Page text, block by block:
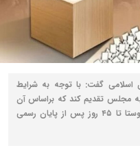
گفت: با توجه به شرایط
مجلس تقدیم کند که براساس آن
برگزاری انتخابات شوراهای اسلامی شهر و روستا تا ۴۵ روز پس از پایان رسمی